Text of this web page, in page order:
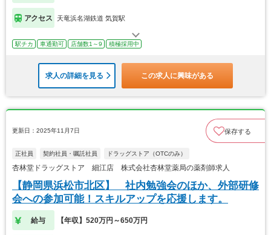
アクセス 天竜浜名湖鉄道 気賀駅
駅チカ 車通勤可 店舗数1～9 積極採用中
求人の詳細を見る この求人に興味がある
更新日：2025年11月7日 保存する
正社員 契約社員・嘱託社員 ドラッグストア（OTCのみ）
杏林堂ドラッグストア 細江店 株式会社杏林堂薬局の薬剤師求人
【静岡県浜松市北区】 社内勉強会のほか、外部研修
会への参加可能！スキルアップを応援します。
給与 【年収】520万円～650万円